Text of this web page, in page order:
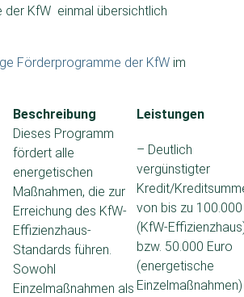
der KfW einmal übersichtlich
Förderprogramme der KfW im
Beschreibung Leistungen
Dieses Programm
fördert alle
energetischen
Maßnahmen, die zur
Erreichung des KfW-
Effizienzhaus-
Standards führen.
Sowohl
Einzelmaßnahmen als
– Deutlich
vergünstigter
Kredit/
von bis zu 100.000
(KfW-
bzw. 50.000 Euro
(energetische
Einzelmaßnahmen)